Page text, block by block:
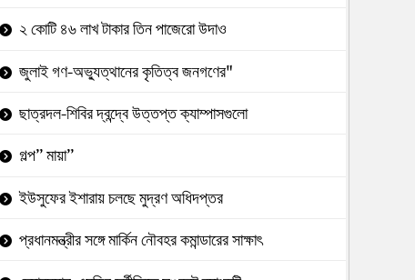
২ কোটি ৪৬ লাখ টাকার তিন পাজেরো উদাও
জুলাই গণ-অভ্যুত্থানের কৃতিত্ব জনগণের"
ছাত্রদল-শিবির দ্বন্দ্বে উত্তপ্ত ক্যাম্পাসগুলো
গল্প” মায়া”
ইউসুফের ইশারায় চলছে মুদ্রণ অধিদপ্তর
প্রধানমন্ত্রীর সঙ্গে মার্কিন নৌবহর কমান্ডারের সাক্ষাৎ